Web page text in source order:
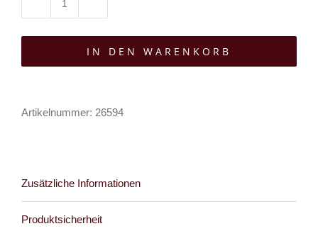
Minirock
LovisIN DEN WARENKORB
Artikelnummer: 26594
Zusätzliche Informationen
Produktsicherheit